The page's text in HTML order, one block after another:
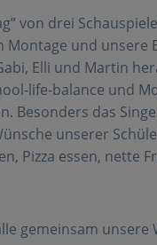
von drei
und unsere
Elli und Martin
life-balance und
Besonders das
unserer
Pizza essen, nette
gemeinsam